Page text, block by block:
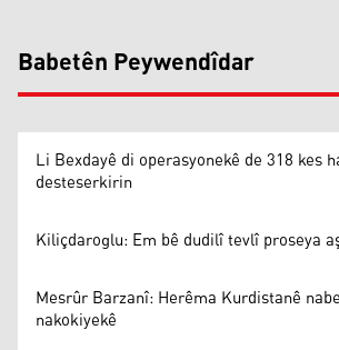
Babetên Peywendîdar
Li Bexdayê di operasyonekê de 318 kes
desteserkirin
Kiliçdaroglu: Em bê dudilî tevlî proseya
Mesrûr Barzanî: Herêma Kurdistanê
nakokiyekê